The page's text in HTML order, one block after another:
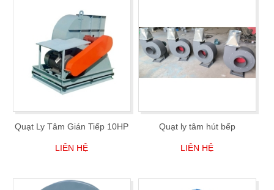
Quạt Ly Tâm Gián Tiếp 10HP
LIÊN HỆ
Quạt ly tâm hút bếp
LIÊN HỆ